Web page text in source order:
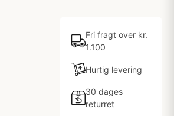
Fri fragt over kr.
1.100
Hurtig levering
30 dages
returret